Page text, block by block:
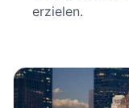
erzielen.